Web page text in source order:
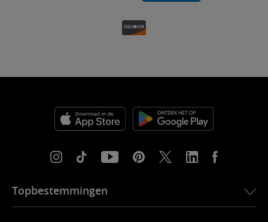
Topbestemmingen